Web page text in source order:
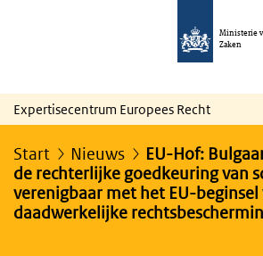
Ministerie
Zaken
Expertisecentrum Europees Recht
Start Nieuws
EU-Hof:
de rechterlijke goedkeuring van
verenigbaar met het EU-beginsel
daadwerkelijke